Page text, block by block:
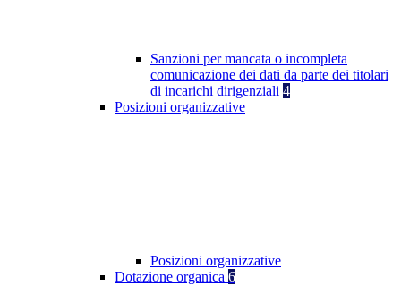
Sanzioni per mancata o incompleta
comunicazione dei dati da parte dei titolari
di incarichi dirigenziali 4
Posizioni organizzative
Posizioni organizzative
Dotazione organica 6